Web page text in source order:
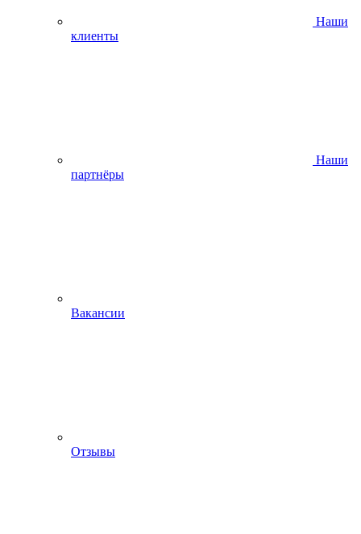
Наши
клиенты
Наши
партнёры
Вакансии
Отзывы